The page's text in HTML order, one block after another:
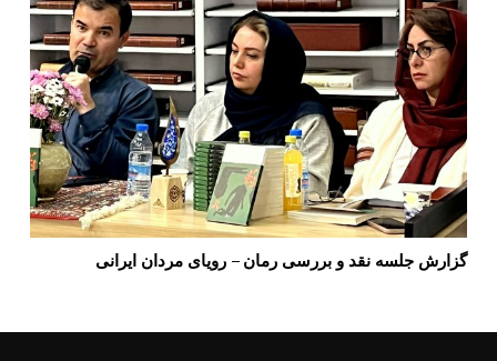
گزارش جلسه نقد و بررسی رمان – رویای مردان ایرانی